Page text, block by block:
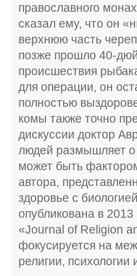
православного
сказал ему, что он
верхнюю часть
позже прошло 40-
происшествия
для операции, он
полностью
комы также точно
дискуссии доктор
людей размышляет
может быть
автора,
здоровье с
опубликована в
«Journal of Religion
фокусируется на
религии, психологии